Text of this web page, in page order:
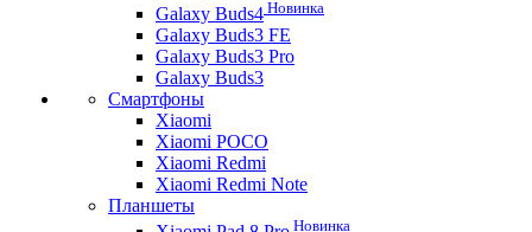
Galaxy Buds4 Новинка
Galaxy Buds3 FE
Galaxy Buds3 Pro
Galaxy Buds3
Смартфоны
Xiaomi
Xiaomi POCO
Xiaomi Redmi
Xiaomi Redmi Note
Планшеты
Новинка